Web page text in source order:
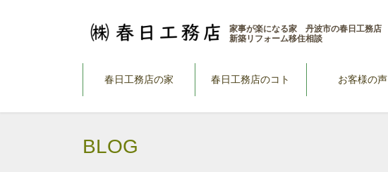
家事が楽になる家 丹波市の春日工務店
新築リフォーム移住相談
春日工務店の家 春日工務店のコト お客様の声
BLOG